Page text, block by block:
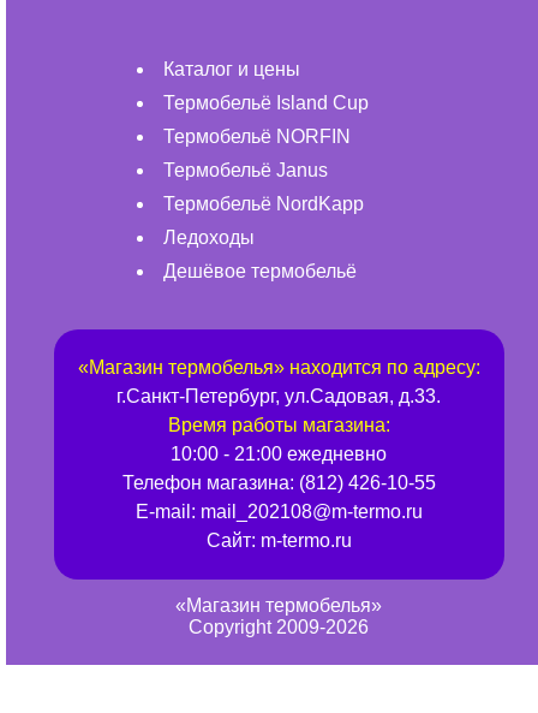
Каталог и цены
Термобельё Island Cup
Термобельё NORFIN
Термобельё Janus
Термобельё NordKapp
Ледоходы
Дешёвое термобельё
«Магазин термобелья» находится по адресу:
г.Санкт-Петербург, ул.Садовая, д.33.
Время работы магазина:
10:00 - 21:00 ежедневно
Телефон магазина: (812) 426-10-55
E-mail: mail_202108@m-termo.ru
Сайт: m-termo.ru
«Магазин термобелья»
Copyright 2009-2026